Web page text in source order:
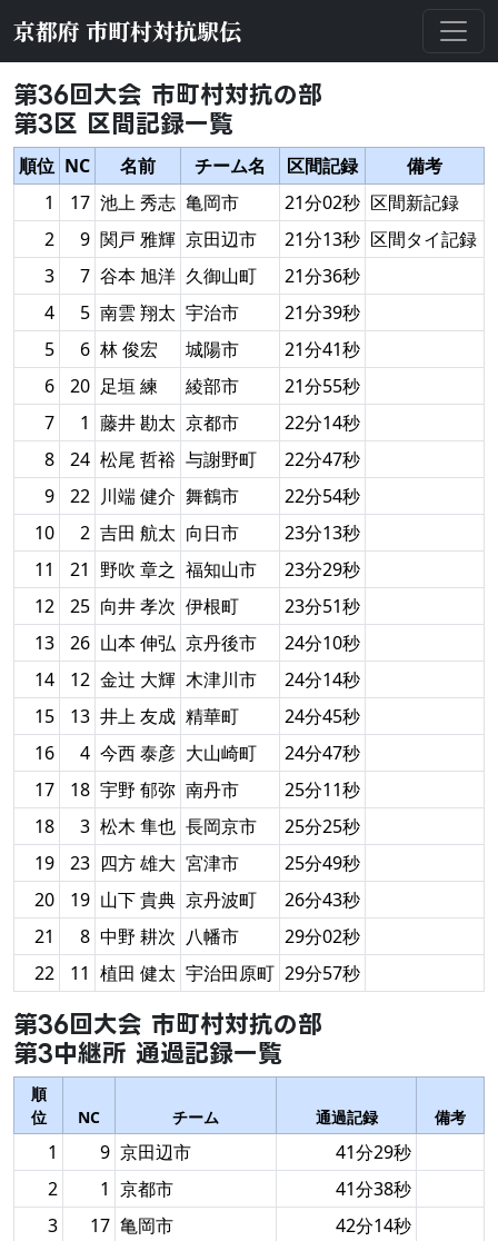
京都府 市町村対抗駅伝
第36回大会 市町村対抗の部
第3区 区間記録一覧
順位 NC 名前 チーム名 区間記録
備考
1
17 池上 秀志 亀岡市 21分02秒 区間新記録
2
9 関戸 雅輝 京田辺市 21分13秒 区間タイ記録
3
7 谷本 旭洋 久御山町
21分36秒
4
5 南雲 翔太 宇治市
21分39秒
5
6 林 俊宏 城陽市
21分41秒
6
20 足垣 練 綾部市
21分55秒
7
1 藤井 勘太 京都市
22分14秒
8
24 松尾 哲裕 与謝野町
22分47秒
9
22 川端 健介 舞鶴市
22分54秒
10
2 吉田 航太 向日市
23分13秒
11
21 野吹 章之 福知山市
23分29秒
12
25 向井 孝次 伊根町
23分51秒
13
26 山本 伸弘 京丹後市
24分10秒
14
12 金辻 大輝 木津川市
24分14秒
15
13 井上 友成 精華町
24分45秒
16
4 今西 泰彦 大山崎町
24分47秒
17
18 宇野 郁弥 南丹市
25分11秒
18
3 松木 隼也 長岡京市
25分25秒
19
23 四方 雄大 宮津市
25分49秒
20
19 山下 貴典 京丹波町
26分43秒
21
8 中野 耕次 八幡市
29分02秒
22
11 植田 健太 宇治田原町 29分57秒
第36回大会 市町村対抗の部
第3中継所 通過記録一覧
順
位
NC チーム 通過記録 備考
1 9 京田辺市
41分29秒
2
1 京都市
41分38秒
3
17 亀岡市
42分14秒